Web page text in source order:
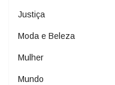
Justiça
Moda e Beleza
Mulher
Mundo